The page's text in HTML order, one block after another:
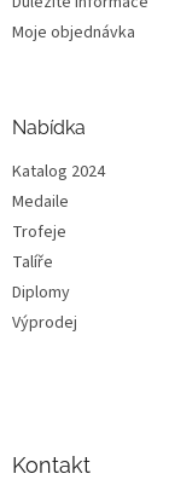
Moje objednávka
Nabídka
Katalog 2024
Medaile
Trofeje
Talíře
Diplomy
Výprodej
Kontakt